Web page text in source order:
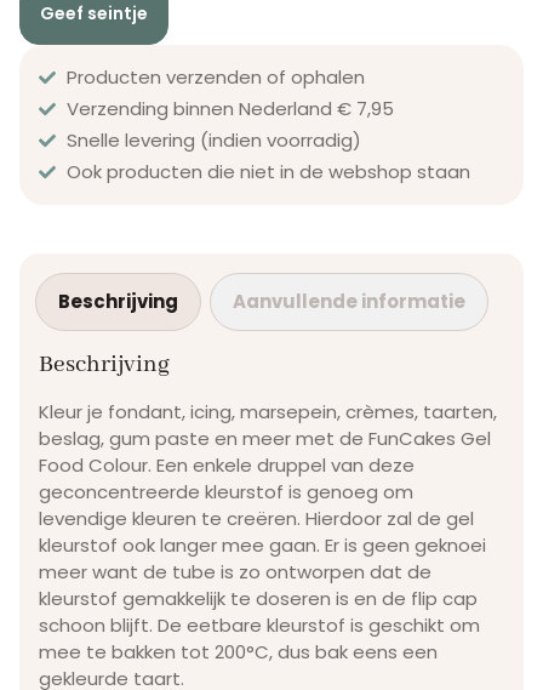
Geef seintje
Producten verzenden of ophalen
Verzending binnen Nederland € 7,95
Snelle levering (indien voorradig)
Ook producten die niet in de webshop staan​
Beschrijving Aanvullende informatie
Beschrijving
Kleur je fondant, icing, marsepein, crèmes, taarten,
beslag, gum paste en meer met de FunCakes Gel
Food Colour. Een enkele druppel van deze
geconcentreerde kleurstof is genoeg om
levendige kleuren te creëren. Hierdoor zal de gel
kleurstof ook langer mee gaan. Er is geen geknoei
meer want de tube is zo ontworpen dat de
kleurstof gemakkelijk te doseren is en de flip cap
schoon blijft. De eetbare kleurstof is geschikt om
mee te bakken tot 200°C, dus bak eens een
gekleurde taart.